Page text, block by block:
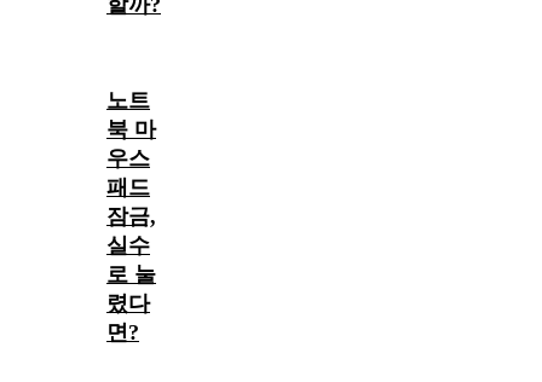
할까?
노트
북 마
우스
패드
잠금,
실수
로 눌
렸다
면?